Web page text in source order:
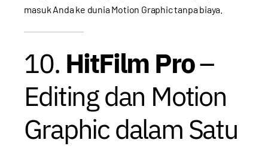
masuk Anda ke dunia Motion Graphic tanpa biaya.
10. HitFilm Pro–
Editing dan Motion
Graphic dalam Satu